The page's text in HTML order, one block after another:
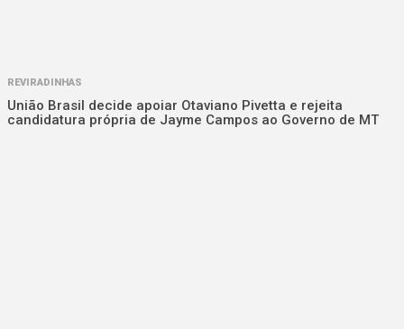
REVIRADINHAS
União Brasil decide apoiar Otaviano Pivetta e rejeita
candidatura própria de Jayme Campos ao Governo de MT